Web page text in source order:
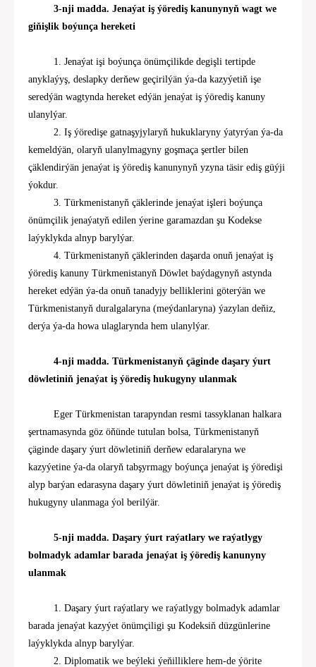
3-nji madda. Jenaýat iş ýörediş kanunynyň wagt we
giňişlik boýunça hereketi
1. Jenaýat işi boýunça önümçilikde degişli tertipde
anyklaýyş, deslapky derňew geçirilýän ýa-da kazyýetiň işe
seredýän wagtynda hereket edýän jenaýat iş ýörediş kanuny
ulanylýar.
2. Iş ýöredişe gatnaşyjylaryň hukuklaryny ýatyrýan ýa-da
kemeldýän, olaryň ulanylmagyny goşmaça şertler bilen
çäklendirýän jenaýat iş ýörediş kanunynyň yzyna täsir ediş güýji
ýokdur.
3. Türkmenistanyň çäklerinde jenaýat işleri boýunça
önümçilik jenaýatyň edilen ýerine garamazdan şu Kodekse
laýyklykda alnyp barylýar.
4. Türkmenistanyň çäklerinden daşarda onuň jenaýat iş
ýörediş kanuny Türkmenistanyň Döwlet baýdagynyň astynda
hereket edýän ýa-da onuň tanadyjy belliklerini göterýän we
Türkmenistanyň duralgalaryna (meýdanlaryna) ýazylan deňiz,
derýa ýa-da howa ulaglarynda hem ulanylýar.
4-nji madda. Türkmenistanyň çäginde daşary ýurt
döwletiniň jenaýat iş ýörediş hukugyny ulanmak
Eger Türkmenistan tarapyndan resmi tassyklanan halkara
şertnamasynda göz öňünde tutulan bolsa, Türkmenistanyň
çäginde daşary ýurt döwletiniň derňew edaralaryna we
kazyýetine ýa-da olaryň tabşyrmagy boýunça jenaýat iş ýöredişi
alyp barýan edarasyna daşary ýurt döwletiniň jenaýat iş ýörediş
hukugyny ulanmaga ýol berilýär.
5-nji madda. Daşary ýurt raýatlary we raýatlygy
bolmadyk adamlar barada jenaýat iş ýörediş kanunyny
ulanmak
1. Daşary ýurt raýatlary we raýatlygy bolmadyk adamlar
barada jenaýat kazyýet önümçiligi şu Kodeksiň düzgünlerine
laýyklykda alnyp barylýar.
2. Diplomatik we beýleki ýeňilliklere hem-de ýörite